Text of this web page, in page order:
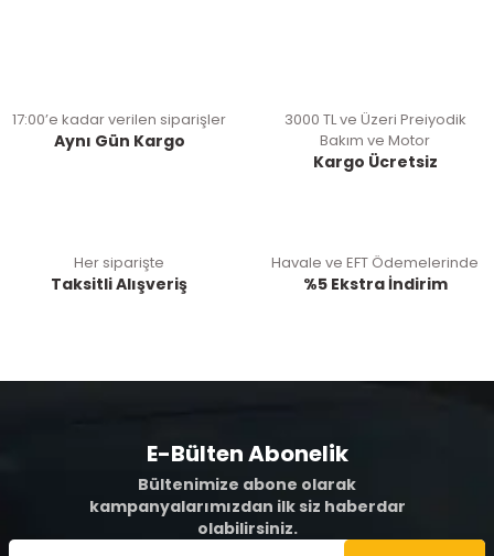
17:00’e kadar verilen siparişler
Aynı Gün Kargo
3000 TL ve Üzeri Preiyodik
Bakım ve Motor
Kargo Ücretsiz
Her siparişte
Taksitli Alışveriş
Havale ve EFT Ödemelerinde
%5 Ekstra İndirim
E-Bülten Abonelik
Bültenimize abone olarak
kampanyalarımızdan ilk siz haberdar
olabilirsiniz.